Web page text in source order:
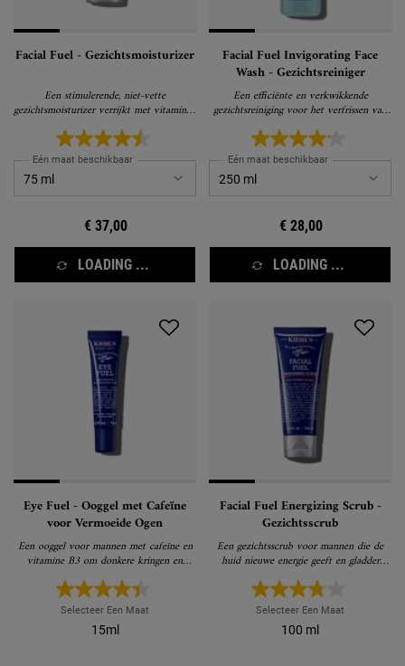
Facial Fuel - Gezichtsmoisturizer
Een stimulerende, niet-vette
gezichtsmoisturizer verrijkt met vitamines,
geeft je huid energie
Eén maat beschikbaar
€ 37,00
LOADING ...
Facial Fuel Invigorating Face
Wash - Gezichtsreiniger
Een efficiënte en verkwikkende
gezichtsreiniging voor het verfrissen van
de huid
Eén maat beschikbaar
€ 28,00
LOADING ...
Eye Fuel - Ooggel met Cafeïne
voor Vermoeide Ogen
Een ooggel voor mannen met cafeïne en
vitamine B3 om donkere kringen en
wallen onder de ogen te verminderen
Selecteer Een Maat
15ml
Facial Fuel Energizing Scrub -
Gezichtsscrub
Een gezichtsscrub voor mannen die de
huid nieuwe energie geeft en gladder
maakt
Selecteer Een Maat
100 ml